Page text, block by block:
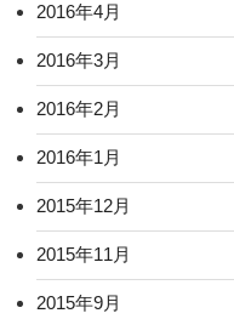
2016年4月
2016年3月
2016年2月
2016年1月
2015年12月
2015年11月
2015年9月